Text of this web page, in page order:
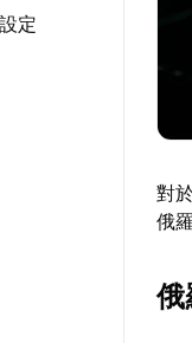
定
對
俄
俄